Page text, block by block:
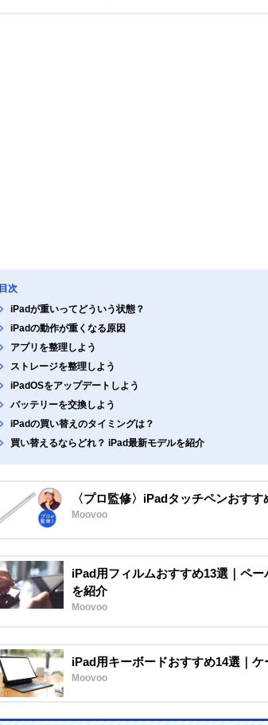
目次
iPadが重いってどういう状態？
iPadの動作が重くなる原因
アプリを整理しよう
ストレージを整理しよう
iPadOSをアップデートしよう
バッテリーを交換しよう
iPadの買い替えのタイミングは？
買い替えるならどれ？ iPad最新モデルを紹介
〈プロ監修〉iPadタッチペンおす
Moovoo
iPad用フィルムおすすめ13選｜ペ
を紹介
Moovoo
iPad用キーボードおすすめ14選｜
Moovoo